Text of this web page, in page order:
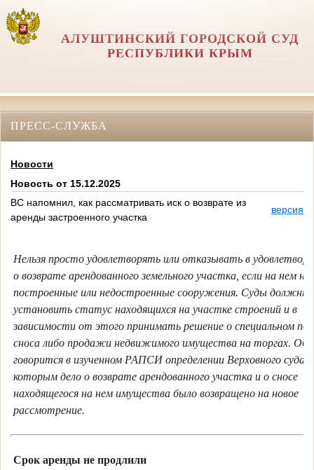
АЛУШТИНСКИЙ ГОРОДСКОЙ СУД
РЕСПУБЛИКИ КРЫМ
ПРЕСС-СЛУЖБА
Новости
Новость от 15.12.2025
ВС напомнил, как рассматривать иск о возврате из
аренды застроенного участка
версия
Нельзя просто удовлетворять или отказывать в
о возврате арендованного земельного участка, если на нем
построенные или недостроенные сооружения. Суды должны
установить статус находящихся на участке строений и в
зависимости от этого принимать решение о специальном
сноса либо продажи недвижимого имущества на торгах. Об
говорится в изученном РАПСИ определении Верховного
которым дело о возврате арендованного участка и о сносе
находящегося на нем имущества было возвращено на новое
рассмотрение.
Срок аренды не продлили